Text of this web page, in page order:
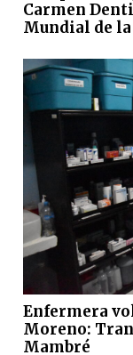
Carmen
Mundial de
Enfermera
Moreno:
Mambré